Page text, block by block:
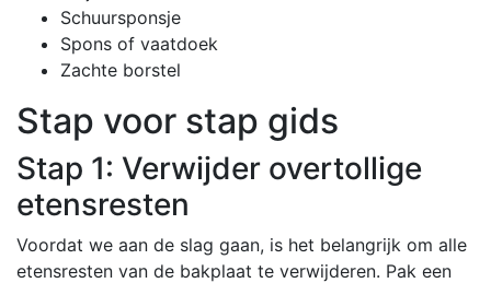
Schuursponsje
Spons of vaatdoek
Zachte borstel
Stap voor stap gids
Stap 1: Verwijder overtollige
etensresten
Voordat we aan de slag gaan, is het belangrijk om alle
etensresten van de bakplaat te verwijderen. Pak een